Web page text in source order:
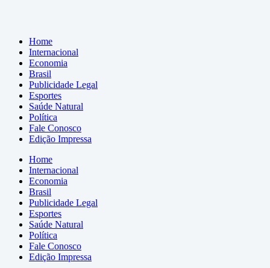
Home
Internacional
Economia
Brasil
Publicidade Legal
Esportes
Saúde Natural
Política
Fale Conosco
Edição Impressa
Home
Internacional
Economia
Brasil
Publicidade Legal
Esportes
Saúde Natural
Política
Fale Conosco
Edição Impressa